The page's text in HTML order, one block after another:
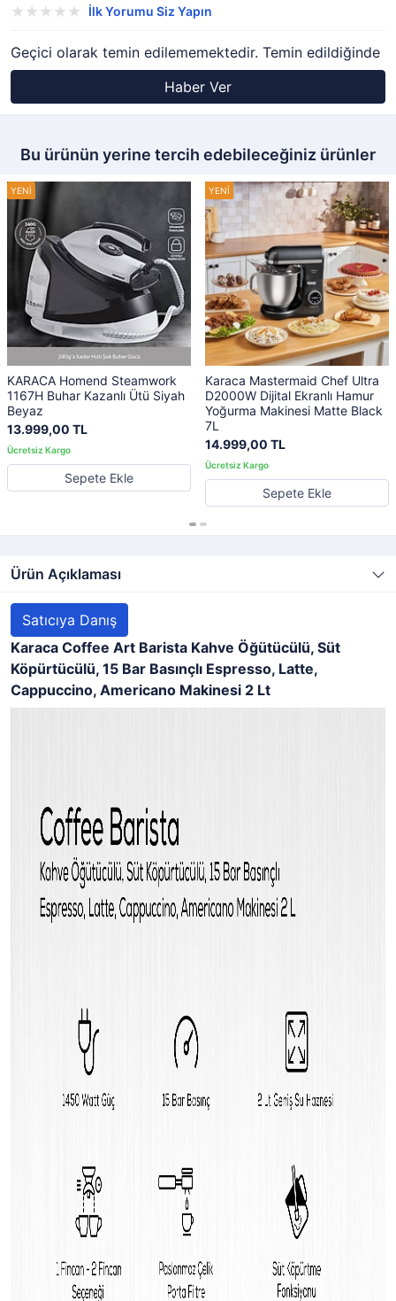
İlk Yorumu Siz Yapın
Geçici olarak temin edilememektedir. Temin edildiğinde
Haber Ver
Bu ürünün yerine tercih edebileceğiniz ürünler
KARACA Homend Steamwork
1167H Buhar Kazanlı Ütü Siyah
Beyaz
13.999,00 TL
Sepete Ekle
Karaca Mastermaid Chef Ultra
D2000W Dijital Ekranlı Hamur
Yoğurma Makinesi Matte Black
7L
14.999,00 TL
Sepete Ekle
Ürün Açıklaması
Satıcıya Danış
Karaca Coffee Art Barista Kahve Öğütücülü, Süt
Köpürtücülü, 15 Bar Basınçlı Espresso, Latte,
Cappuccino, Americano Makinesi 2 Lt